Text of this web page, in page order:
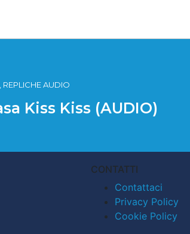
REPLICHE AUDIO
Kiss Kiss (AUDIO)
CONTATTI
Contattaci
Privacy Policy
Cookie Policy